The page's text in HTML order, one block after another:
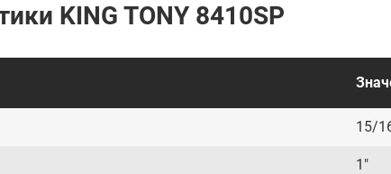
KING TONY 8410SP
15/
1"